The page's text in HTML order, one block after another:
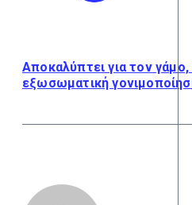
Αποκαλύπτει για τον γάμο,
εξωσωματική